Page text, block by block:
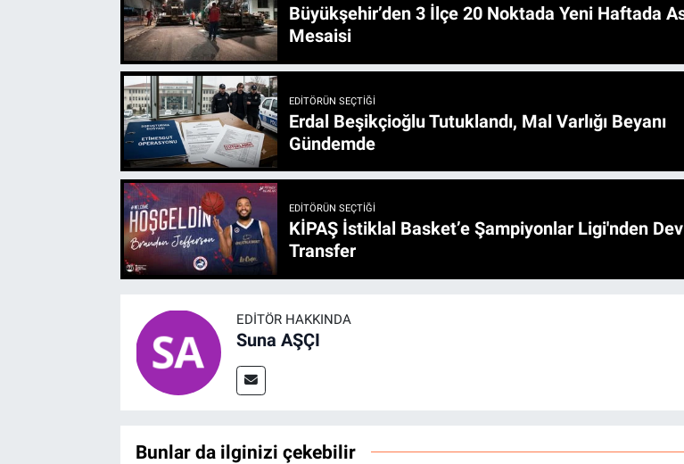
Büyükşehir’den 3 İlçe 20 Noktada Yeni Haftada Asfalt
Mesaisi
EDITÖRÜN SEÇTIĞI
Erdal Beşikçioğlu Tutuklandı, Mal Varlığı Beyanı
Gündemde
EDITÖRÜN SEÇTIĞI
KİPAŞ İstiklal Basket’e Şampiyonlar Ligi'nden Dev
Transfer
EDITÖR HAKKINDA
Suna AŞÇI
Bunlar da ilginizi çekebilir